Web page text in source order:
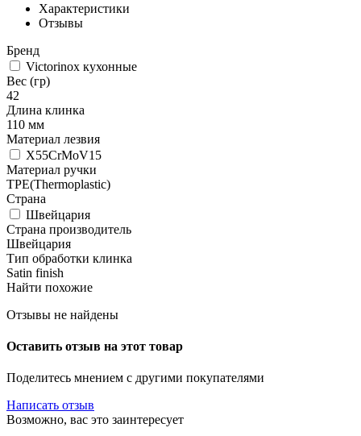
Характеристики
Отзывы
Бренд
Victorinox кухонные
Вес (гр)
42
Длина клинка
110 мм
Материал лезвия
X55CrMoV15
Материал ручки
TPE(Thermoplastic)
Страна
Швейцария
Страна производитель
Швейцария
Тип обработки клинка
Satin finish
Найти похожие
Отзывы не найдены
Оставить отзыв на этот товар
Поделитесь мнением с другими покупателями
Написать отзыв
Возможно, вас это заинтересует